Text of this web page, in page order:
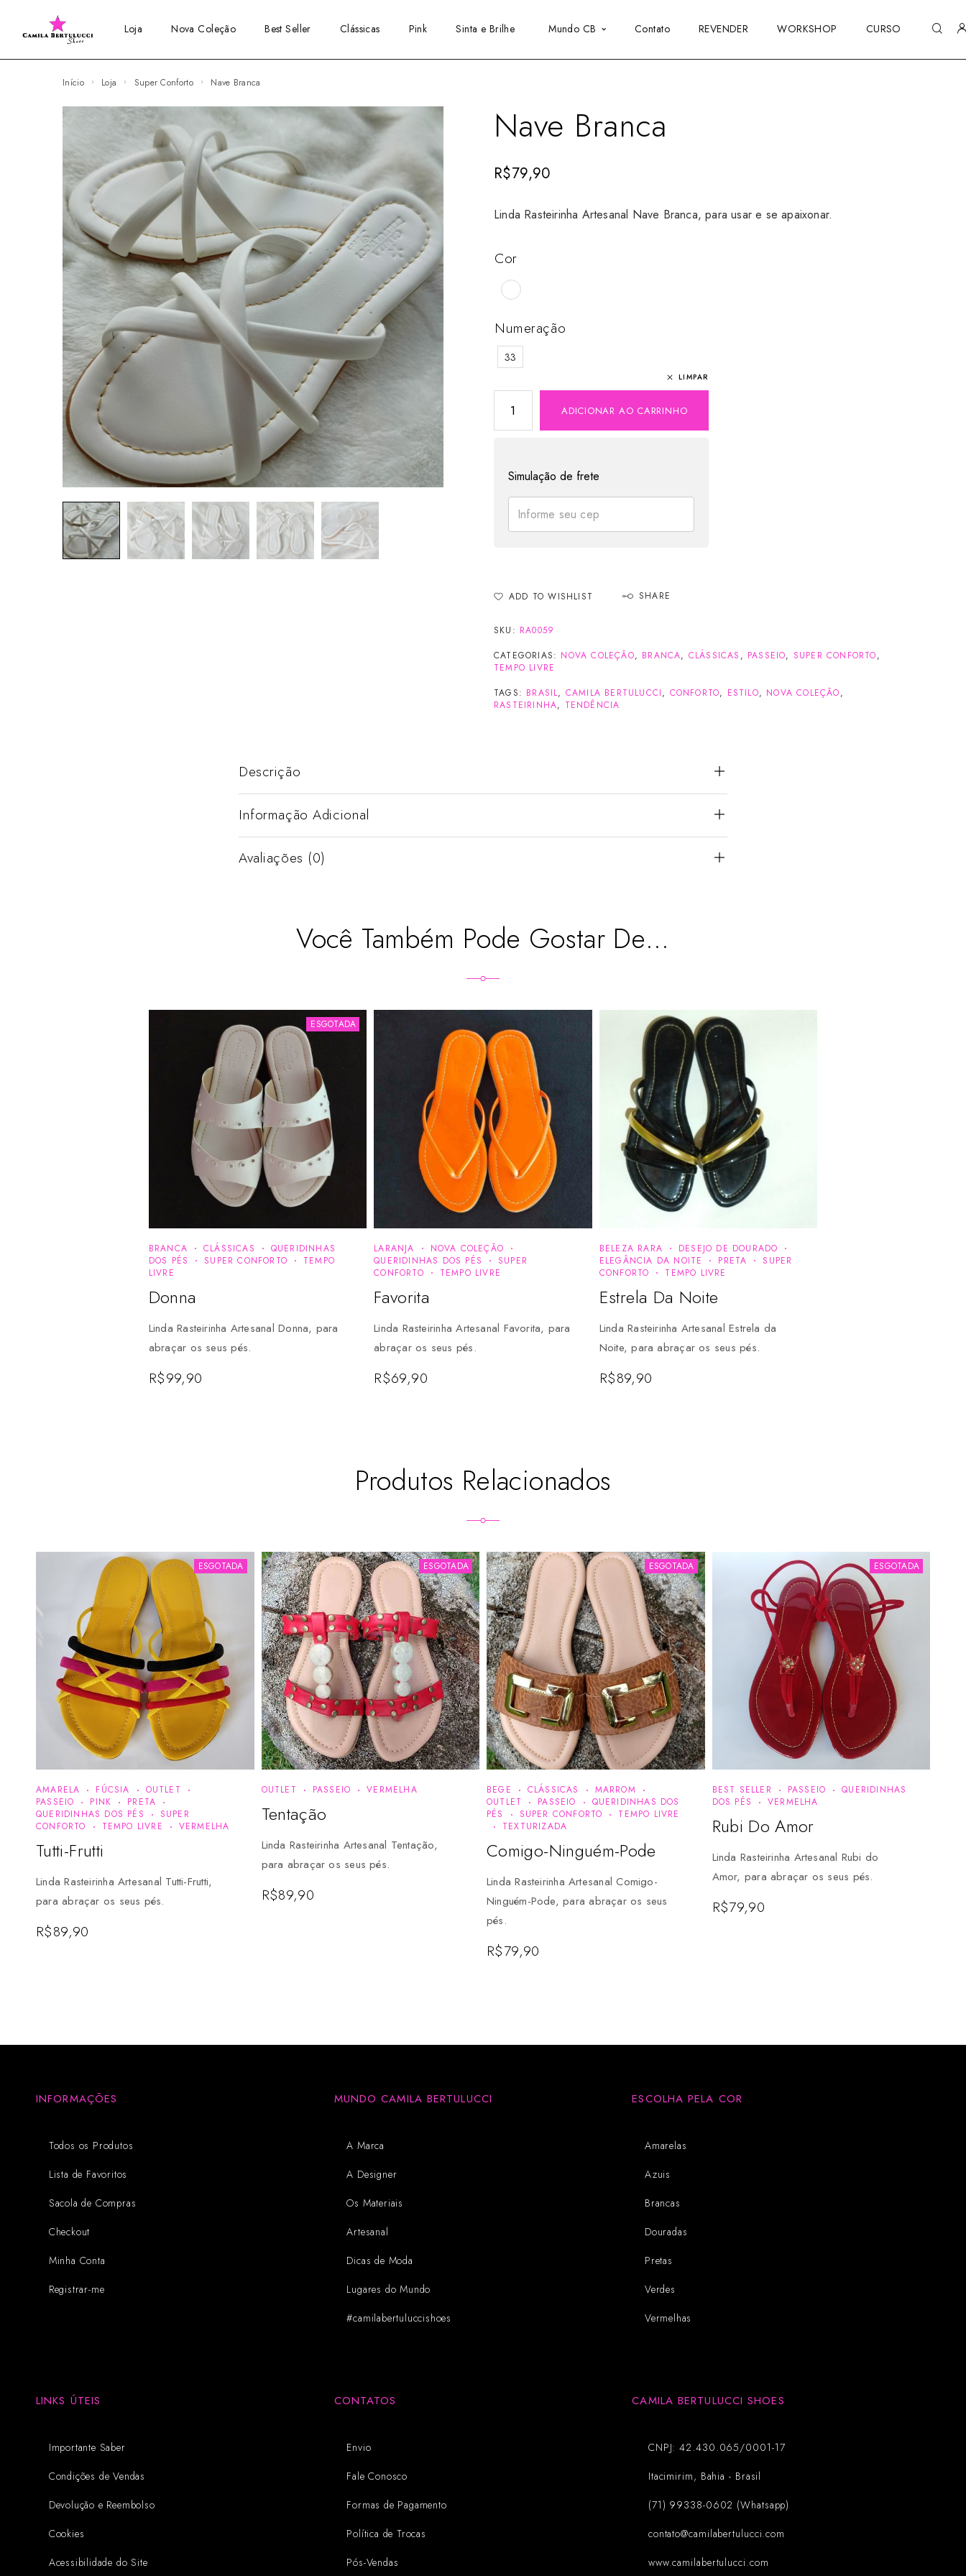
Loja Nova Coleção Best Seller Clássicas Pink Sinta e Brilhe Mundo CB Contato REVENDER WORKSHOP CURSO
Início Loja Super Conforto Nave Branca
Nave Branca
R$79,90
Linda Rasteirinha Artesanal Nave Branca, para usar e se apaixonar.
Cor
Numeração
33
LIMPAR
ADICIONAR AO CARRINHO
Simulação de frete
ADD TO WISHLIST SHARE
SKU: RA0059
CATEGORIAS: NOVA COLEÇÃO, BRANCA, CLÁSSICAS , PASSEIO, SUPER CONFORTO,
TEMPO LIVRE
TAGS: BRASIL, CAMILA BERTULUCCI, CONFORTO, ESTILO, NOVA COLEÇÃO,
RASTEIRINHA, TENDÊNCIA
Descrição
Informação Adicional
Avaliações (0)
Você Também Pode Gostar De…
ESGOTADA
BRANCA CLÁSSICAS
QUERIDINHAS
DOS PÉS
SUPER CONFORTO
TEMPO
LIVRE
Donna
Linda Rasteirinha Artesanal Donna, para
abraçar os seus pés.
R$99,90
LARANJA
NOVA COLEÇÃO
QUERIDINHAS DOS PÉS
SUPER
CONFORTO
TEMPO LIVRE
Favorita
Linda Rasteirinha Artesanal Favorita, para
abraçar os seus pés.
R$69,90
BELEZA RARA
DESEJO DE DOURADO
ELEGÂNCIA DA NOITE
PRETA
SUPER
CONFORTO
TEMPO LIVRE
Estrela Da Noite
Linda Rasteirinha Artesanal Estrela da
Noite, para abraçar os seus pés.
R$89,90
Produtos Relacionados
ESGOTADA
AMARELA FÚCSIA
OUTLET
PASSEIO
PINK
PRETA
QUERIDINHAS DOS PÉS
SUPER
CONFORTO
TEMPO LIVRE VERMELHA
Tutti-Frutti
Linda Rasteirinha Artesanal Tutti-Frutti,
para abraçar os seus pés.
R$89,90
ESGOTADA
OUTLET PASSEIO VERMELHA
Tentação
Linda Rasteirinha Artesanal Tentação,
para abraçar os seus pés.
R$89,90
ESGOTADA
BEGE CLÁSSICAS
MARROM
OUTLET
PASSEIO
QUERIDINHAS DOS
PÉS
SUPER CONFORTO
TEMPO LIVRE
TEXTURIZADA
Comigo-Ninguém-Pode
Linda Rasteirinha Artesanal Comigo-
Ninguém-Pode, para abraçar os seus
pés.
R$79,90
ESGOTADA
BEST SELLER PASSEIO
QUERIDINHAS
DOS PÉS
VERMELHA
Rubi Do Amor
Linda Rasteirinha Artesanal Rubi do
Amor, para abraçar os seus pés.
R$79,90
INFORMAÇÕES
Todos os Produtos
Lista de Favoritos
Sacola de Compras
Checkout
Minha Conta
Registrar-me
LINKS ÚTEIS
Importante Saber
Condições de Vendas
Devolução e Reembolso
Cookies
Acessibilidade do Site
MUNDO CAMILA BERTULUCCI
A Marca
A Designer
Os Materiais
Artesanal
Dicas de Moda
Lugares do Mundo
#camilabertuluccishoes
CONTATOS
Envio
Fale Conosco
Formas de Pagamento
Política de Trocas
Pós-Vendas
ESCOLHA PELA COR
Amarelas
Azuis
Brancas
Douradas
Pretas
Verdes
Vermelhas
CAMILA BERTULUCCI SHOES
CNPJ: 42.430.065/0001-17
Itacimirim, Bahia - Brasil
(71) 99338-0602 (Whatsapp)
contato@camilabertulucci.com
www.camilabertulucci.com